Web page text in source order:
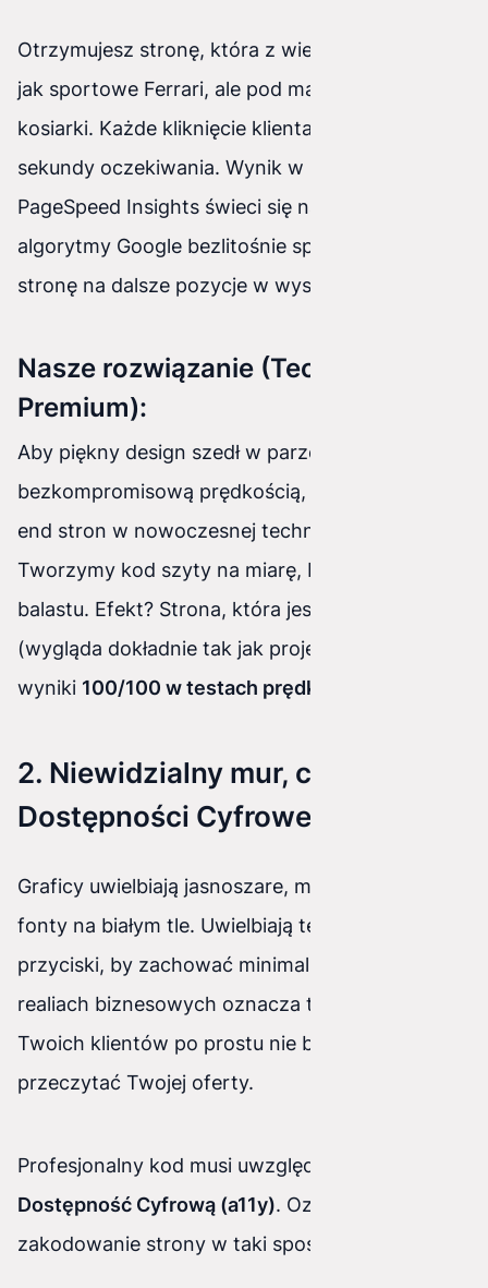
Otrzymujesz stronę, która z wierzchu wygląda
jak sportowe Ferrari, ale pod maską ma silnik od
kosiarki. Każde kliknięcie klienta to długie
sekundy oczekiwania. Wynik w Google
PageSpeed Insights świeci się na czerwono, a
algorytmy Google bezlitośnie spychają Twoją
stronę na dalsze pozycje w wyszukiwarce.
Nasze rozwiązanie (Technologia
Premium):
Aby piękny design szedł w parze z
bezkompromisową prędkością, budujemy front-
end stron w nowoczesnej technologii
Tworzymy kod szyty na miarę, bez zbędnego
balastu. Efekt? Strona, która jest "Pixel-Perfect"
(wygląda dokładnie tak jak projekt) i osiąga
wyniki 100/100 w testach prędkości Google
2. Niewidzialny mur, czyli brak
Dostępności Cyfrowej (a11y)
Graficy uwielbiają jasnoszare, małe i eleganckie
fonty na białym tle. Uwielbiają też ukrywać
przyciski, by zachować minimalizm. Niestety, w
realiach biznesowych oznacza to, że część
Twoich klientów po prostu nie będzie w stanie
przeczytać Twojej oferty.
Profesjonalny kod musi uwzględniać tzw.
Dostępność Cyfrową (a11y). Oznacza to
zakodowanie strony w taki sposób, aby: